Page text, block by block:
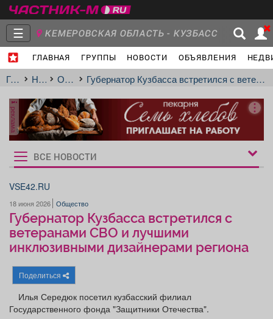
☰ КЕМЕРОВСКАЯ ОБЛАСТЬ - КУЗБАСС
ГЛАВНАЯ ГРУППЫ НОВОСТИ ОБЪЯВЛЕНИЯ
Главная
Группы
Объявления Недвижимость Услуги
Работа Транспорт
Афиша
ГлавнаяНовостиОбществоГубернатор Кузбасса встретился с ветеранами СВО и лучшими инклюзивными дизайнерами региона
реклама
Рукбрики
новостей
ВСЕ НОВОСТИ
VSE42.RU
18 июня 2026 Общество
Губернатор Кузбасса встретился с
ветеранами СВО и лучшими
инклюзивными дизайнерами региона
Поделиться
Илья Середюк посетил кузбасский филиал
Государственного фонда "Защитники Отечества".